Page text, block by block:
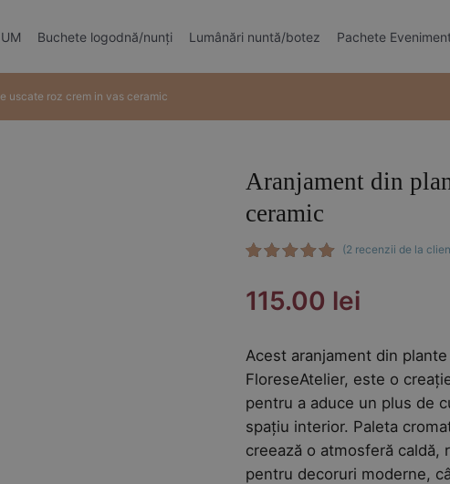
Buchete logodnă/nunți Lumânări nuntă/botez Pachete
uscate roz crem in vas ceramic
Aranjament din
ceramic
pe baza a
evaluări
(2 recenzii de la
115.00 lei
Acest aranjament din
FloreseAtelier, este o
pentru a aduce un plus de
spațiu interior. Paleta
creează o atmosferă caldă,
pentru decoruri moderne,